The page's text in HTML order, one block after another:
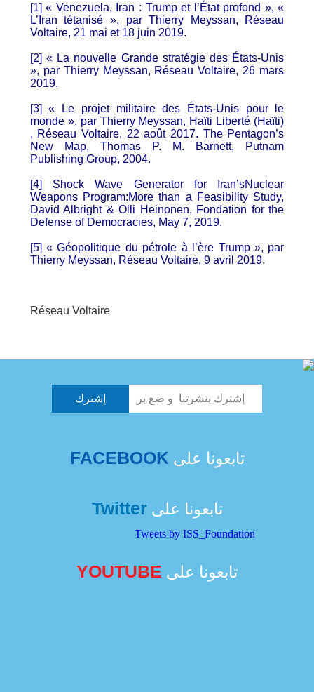
[1] « Venezuela, Iran : Trump et l’État profond », «
L’Iran tétanisé », par Thierry Meyssan, Réseau
Voltaire, 21 mai et 18 juin 2019.
[2] « La nouvelle Grande stratégie des États-Unis
», par Thierry Meyssan, Réseau Voltaire, 26 mars
2019.
[3] « Le projet militaire des États-Unis pour le
monde », par Thierry Meyssan, Haïti Liberté (Haïti)
, Réseau Voltaire, 22 août 2017. The Pentagon’s
New Map, Thomas P. M. Barnett, Putnam
Publishing Group, 2004.
[4] Shock Wave Generator for Iran’sNuclear
Weapons Program:More than a Feasibility Study,
David Albright & Olli Heinonen, Fondation for the
Defense of Democracies, May 7, 2019.
[5] « Géopolitique du pétrole à l’ère Trump », par
Thierry Meyssan, Réseau Voltaire, 9 avril 2019.
Réseau Voltaire
تابعونا على FACEBOOK
تابعونا علىTwitter
Tweets by ISS_Foundation
تابعونا على YOUTUBE